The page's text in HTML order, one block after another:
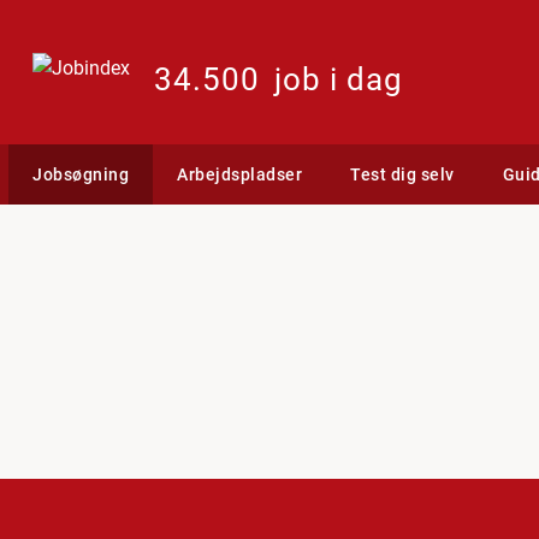
34.500 job i dag
Jobsøgning Arbejdspladser Test dig selv